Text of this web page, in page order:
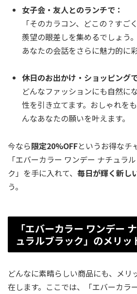
女子会・友人とのランチで：
「そのカラコン、どこの？すご
羨望の眼差しを集めるでしょう
あなたの会話をさらに魅力的に彩
休日のお出かけ・ショッピング
どんなファッションにも自然に
性を引き立てます。おしゃれを
んなあなたの願いを叶えます。
今なら限定20%OFFというお得なチ
「エバーカラー ワンデー ナチュラ
ク」を手に入れて、 毎日が輝く新し
う。
「エバーカラー ワンデー
ュラルブラック」のメリッ
どんなに素晴らしい商品にも、メリ
在します。ここでは、「エバーカラ